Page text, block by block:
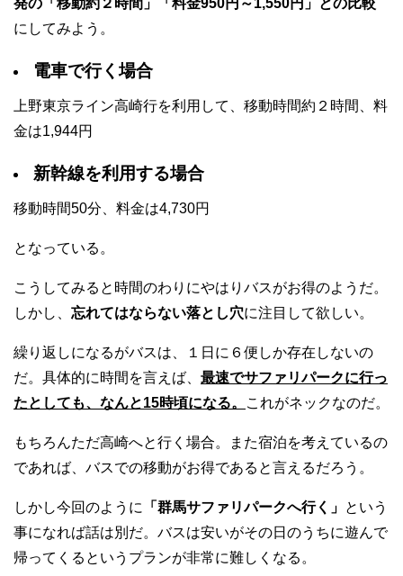
にしてみよう。
電車で行く場合
上野東京ライン高崎行を利用して、移動時間約２時間、料
金は1,944円
新幹線を利用する場合
移動時間50分、料金は4,730円
となっている。
こうしてみると時間のわりにやはりバスがお得のようだ。
しかし、 忘れてはならない落とし穴に注目して欲しい。
繰り返しになるがバスは、１日に６便しか存在しないの
だ。具体的に時間を言えば、 最速でサファリパークに行っ
たとしても、なんと15時頃になる。
これがネックなのだ。
もちろんただ高崎へと行く場合。また宿泊を考えているの
であれば、バスでの移動がお得であると言えるだろう。
しかし今回のように 「群馬サファリパークへ行く」 という
事になれば話は別だ。バスは安いがその日のうちに遊んで
帰ってくるというプランが非常に難しくなる。